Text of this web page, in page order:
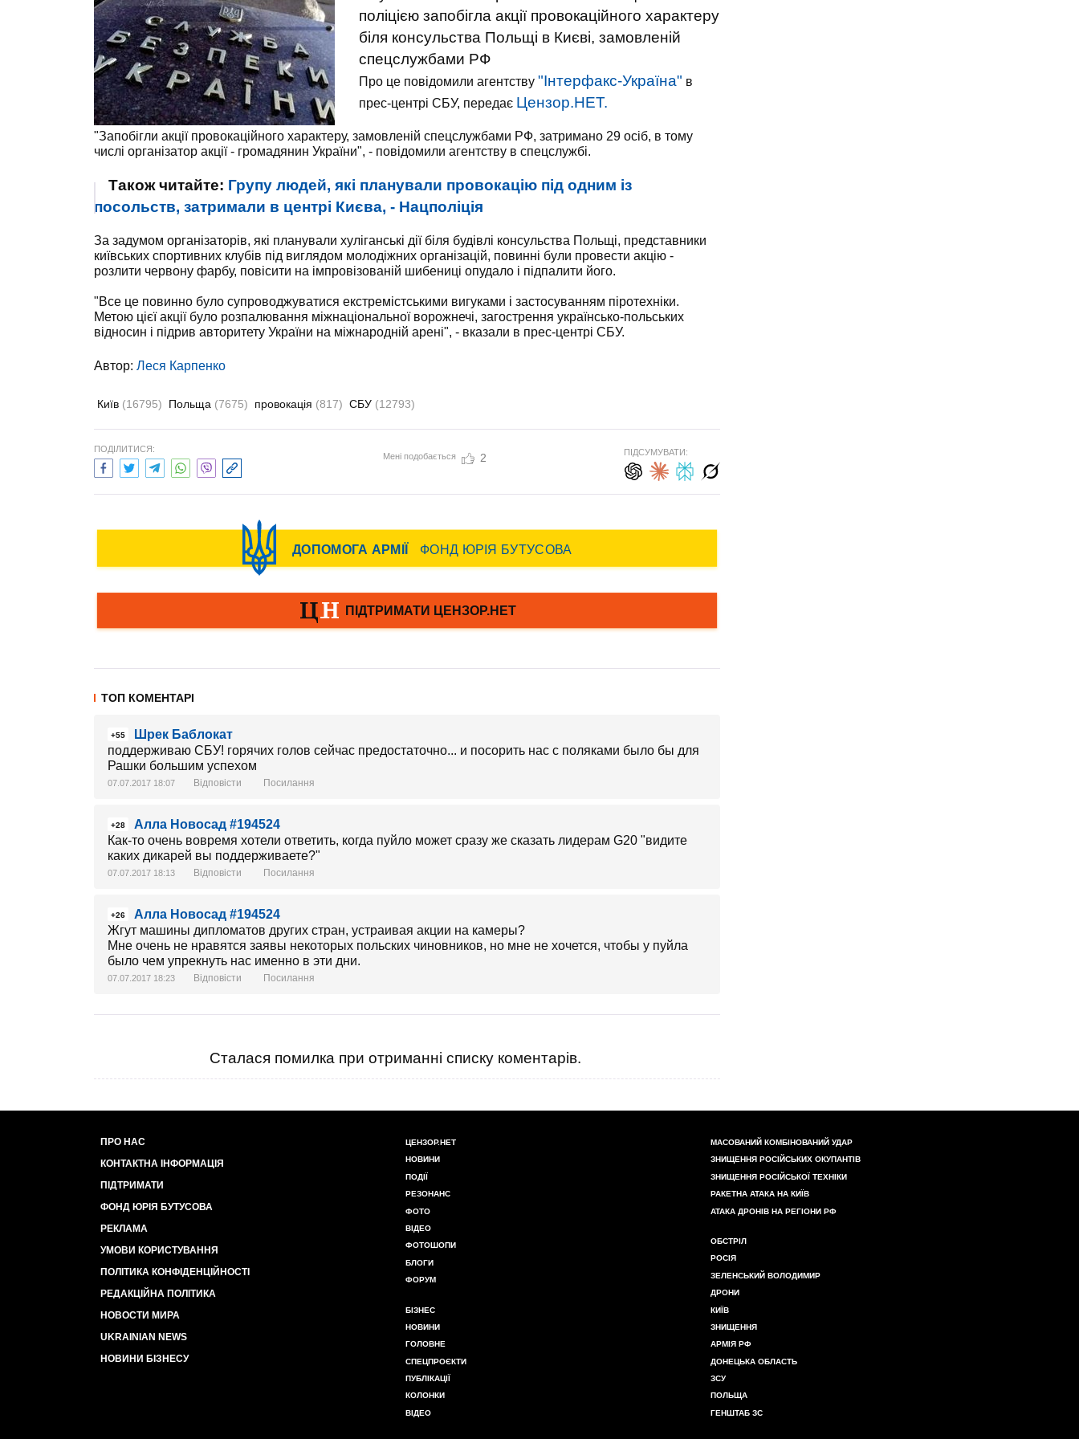
поліцією запобігла акції провокаційного характеру
біля консульства Польщі в Києві, замовленій
спецслужбами РФ
Про це повідомили агентству "Інтерфакс-Україна" в
прес-центрі СБУ, передає Цензор.НЕТ.
"Запобігли акції провокаційного характеру, замовленій спецслужбами РФ, затримано 29 осіб, в тому
числі організатор акції - громадянин України", - повідомили агентству в спецслужбі.
Також читайте: Групу людей, які планували провокацію під одним із
посольств, затримали в центрі Києва, - Нацполіція
За задумом організаторів, які планували хуліганські дії біля будівлі консульства Польщі, представники
київських спортивних клубів під виглядом молодіжних організацій, повинні були провести акцію -
розлити червону фарбу, повісити на імпровізованій шибениці опудало і підпалити його.
"Все це повинно було супроводжуватися екстремістськими вигуками і застосуванням піротехніки.
Метою цієї акції було розпалювання міжнаціональної ворожнечі, загострення українсько-польських
відносин і підрив авторитету України на міжнародній арені", - вказали в прес-центрі СБУ.
Автор: Леся Карпенко
Київ (16795) Польща (7675) провокація (817) СБУ (12793)
ПОДІЛИТИСЯ:
Мені подобається 2 ПІДСУМУВАТИ:
ТОП КОМЕНТАРІ
+55
Шрек Баблокат
поддерживаю СБУ! горячих голов сейчас предостаточно... и посорить нас с поляками было бы для
Рашки большим успехом
07.07.2017 18:07 Відповісти Посилання
+28
Алла Новосад #194524
Как-то очень вовремя хотели ответить, когда пуйло может сразу же сказать лидерам G20 "видите
каких дикарей вы поддерживаете?"
07.07.2017 18:13 Відповісти Посилання
+26
Алла Новосад #194524
Жгут машины дипломатов других стран, устраивая акции на камеры?
Мне очень не нравятся заявы некоторых польских чиновников, но мне не хочется, чтобы у пуйла
было чем упрекнуть нас именно в эти дни.
07.07.2017 18:23 Відповісти Посилання
Сталася помилка при отриманні списку коментарів.
ПРО НАС
КОНТАКТНА ІНФОРМАЦІЯ
ПІДТРИМАТИ
ФОНД ЮРІЯ БУТУСОВА
РЕКЛАМА
УМОВИ КОРИСТУВАННЯ
ПОЛІТИКА КОНФІДЕНЦІЙНОСТІ
РЕДАКЦІЙНА ПОЛІТИКА
НОВОСТИ МИРА
UKRAINIAN NEWS
НОВИНИ БІЗНЕСУ
ЦЕНЗОР.НЕТ
НОВИНИ
ПОДІЇ
РЕЗОНАНС
ФОТО
ВІДЕО
ФОТОШОПИ
БЛОГИ
ФОРУМ
БІЗНЕС
НОВИНИ
ГОЛОВНЕ
СПЕЦПРОЄКТИ
ПУБЛІКАЦІЇ
КОЛОНКИ
ВІДЕО
МАСОВАНИЙ КОМБІНОВАНИЙ УДАР
ЗНИЩЕННЯ РОСІЙСЬКИХ ОКУПАНТІВ
ЗНИЩЕННЯ РОСІЙСЬКОЇ ТЕХНІКИ
РАКЕТНА АТАКА НА КИЇВ
АТАКА ДРОНІВ НА РЕГІОНИ РФ
ОБСТРІЛ
РОСІЯ
ЗЕЛЕНСЬКИЙ ВОЛОДИМИР
ДРОНИ
КИЇВ
ЗНИЩЕННЯ
АРМІЯ РФ
ДОНЕЦЬКА ОБЛАСТЬ
ЗСУ
ПОЛЬЩА
ГЕНШТАБ ЗС